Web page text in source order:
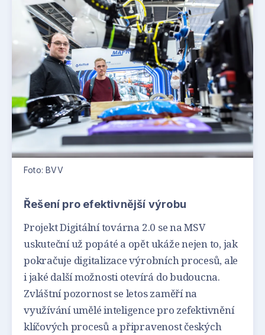
Foto: BVV
Řešení pro efektivnější výrobu
Projekt Digitální továrna 2.0 se na MSV
uskuteční už popáté a opět ukáže nejen to, jak
pokračuje digitalizace výrobních procesů, ale
i jaké další možnosti otevírá do budoucna.
Zvláštní pozornost se letos zaměří na
využívání umělé inteligence pro zefektivnění
klíčových procesů a připravenost českých